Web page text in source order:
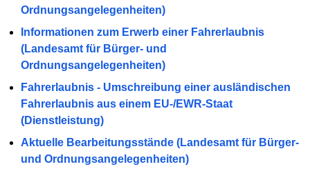
Ordnungsangelegenheiten)
Informationen zum Erwerb einer Fahrerlaubnis
(Landesamt für Bürger- und
Ordnungsangelegenheiten)
Fahrerlaubnis - Umschreibung einer ausländischen
Fahrerlaubnis aus einem EU-/EWR-Staat
(Dienstleistung)
Aktuelle Bearbeitungsstände (Landesamt für Bürger-
und Ordnungsangelegenheiten)